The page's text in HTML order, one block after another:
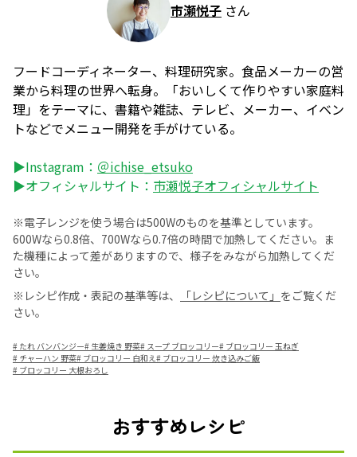
市瀬悦子 さん
フードコーディネーター、料理研究家。食品メーカーの営
業から料理の世界へ転身。「おいしくて作りやすい家庭料
理」をテーマに、書籍や雑誌、テレビ、メーカー、イベン
トなどでメニュー開発を手がけている。
▶Instagram： ＠ichise_etsuko
▶オフィシャルサイト： 市瀬悦子オフィシャルサイト
※電子レンジを使う場合は500Wのものを基準としています。
600Wなら0.8倍、700Wなら0.7倍の時間で加熱してください。ま
た機種によって差がありますので、様子をみながら加熱してくだ
さい。
※レシピ作成・表記の基準等は、
「レシピについて」 をご覧くだ
さい。
# たれ バンバンジー# 生姜焼き 野菜# スープ ブロッコリー# ブロッコリー 玉ねぎ
# チャーハン 野菜# ブロッコリー 白和え# ブロッコリー 炊き込みご飯
# ブロッコリー 大根おろし
おすすめレシピ